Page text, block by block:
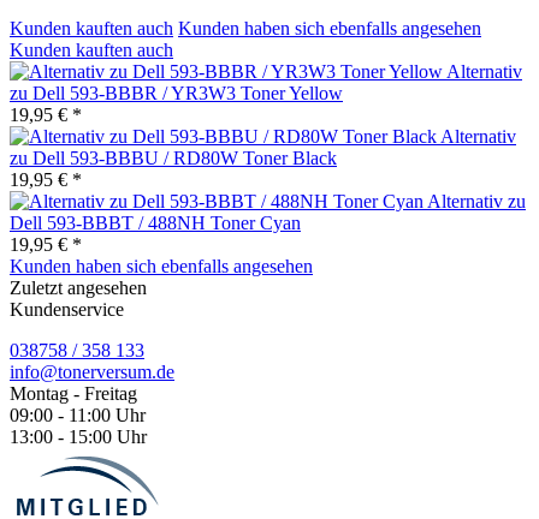
Kunden kauften auch Kunden haben sich ebenfalls angesehen
Kunden kauften auch
Alternativ
zu Dell 593-BBBR / YR3W3 Toner Yellow
19,95 € *
Alternativ
zu Dell 593-BBBU / RD80W Toner Black
19,95 € *
Alternativ zu
Dell 593-BBBT / 488NH Toner Cyan
19,95 € *
Kunden haben sich ebenfalls angesehen
Zuletzt angesehen
Kundenservice
038758 / 358 133
info@tonerversum.de
Montag - Freitag
09:00 - 11:00 Uhr
13:00 - 15:00 Uhr